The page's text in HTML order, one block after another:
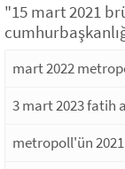
"15 mart 2021
mart 2022
3 mart 2023 fatih
metropoll'ün